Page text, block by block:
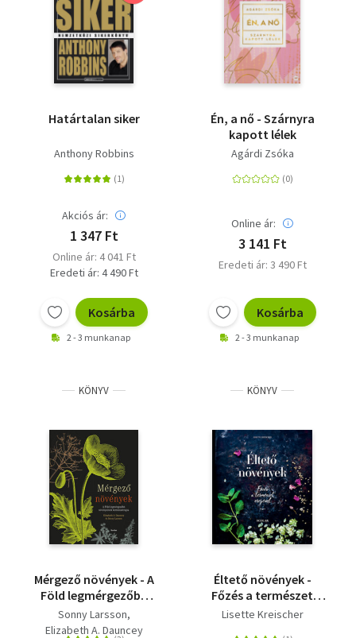
Határtalan siker
Anthony Robbins
Akciós ár:
1 347 Ft
Online ár: 4 041 Ft
Eredeti ár: 4 490 Ft
Kosárba
2 - 3 munkanap
Én, a nő - Szárnyra
kapott lélek
Agárdi Zsóka
Online ár:
3 141 Ft
Eredeti ár: 3 490 Ft
Kosárba
2 - 3 munkanap
KÖNYV
Mérgező növények - A
Föld legmérgezőbb
növényeinek
természetrajza
Sonny Larsson
Elizabeth A. Dauncey
KÖNYV
Éltető növények -
Főzés a természet
erejével
Lisette Kreischer